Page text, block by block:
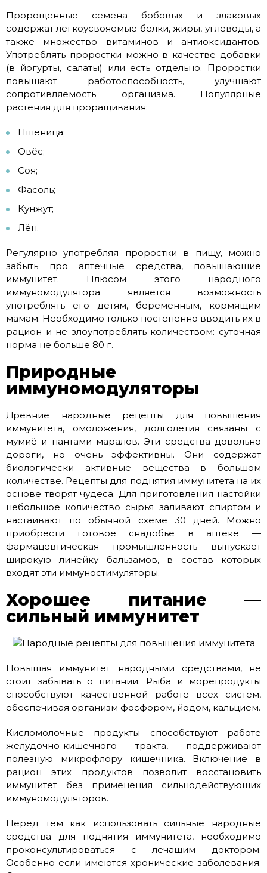
Пророщенные семена бобовых и злаковых
содержат легкоусвояемые белки, жиры, углеводы, а
также множество витаминов и антиоксидантов.
Употреблять проростки можно в качестве добавки
(в йогурты, салаты) или есть отдельно. Проростки
повышают работоспособность, улучшают
сопротивляемость организма. Популярные
растения для проращивания:
Пшеница;
Овёс;
Соя;
Фасоль;
Кунжут;
Лён.
Регулярно употребляя проростки в пищу, можно
забыть про аптечные средства, повышающие
иммунитет. Плюсом этого народного
иммуномодулятора является возможность
употреблять его детям, беременным, кормящим
мамам. Необходимо только постепенно вводить их в
рацион и не злоупотреблять количеством: суточная
норма не больше 80 г.
Природные
иммуномодуляторы
Древние народные рецепты для повышения
иммунитета, омоложения, долголетия связаны с
мумиё и пантами маралов. Эти средства довольно
дороги, но очень эффективны. Они содержат
биологически активные вещества в большом
количестве. Рецепты для поднятия иммунитета на их
основе творят чудеса. Для приготовления настойки
небольшое количество сырья заливают спиртом и
настаивают по обычной схеме 30 дней. Можно
приобрести готовое снадобье в аптеке —
фармацевтическая промышленность выпускает
широкую линейку бальзамов, в состав которых
входят эти иммуностимуляторы.
Хорошее питание —
сильный иммунитет
Повышая иммунитет народными средствами, не
стоит забывать о питании. Рыба и морепродукты
способствуют качественной работе всех систем,
обеспечивая организм фосфором, йодом, кальцием.
Кисломолочные продукты способствуют работе
желудочно-кишечного тракта, поддерживают
полезную микрофлору кишечника. Включение в
рацион этих продуктов позволит восстановить
иммунитет без применения сильнодействующих
иммуномодуляторов.
Перед тем как использовать сильные народные
средства для поднятия иммунитета, необходимо
проконсультироваться с лечащим доктором.
Особенно если имеются хронические заболевания.